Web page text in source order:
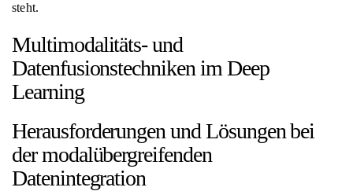
steht.
Multimodalitäts- und
Datenfusionstechniken im Deep
Learning
Herausforderungen und Lösungen bei
der modalübergreifenden
Datenintegration